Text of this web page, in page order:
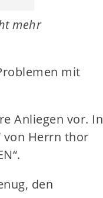
mehr
mit
Anliegen vor. In
von Herrn thor
den